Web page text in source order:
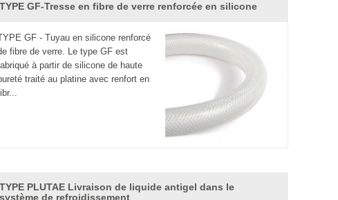
en silicone de qualité alimentaire sont
tuyaux en caoutchouc ordinaires. Vous trouverez
de silicone tressés dehaute qualité etdes tubes de
services après-vente». Bienvenue à nous contacter.
TYPE GF-Tresse en fibre de verre renforcée en silicone
GF - Tuyau en silicone renforcé
fibre de verre. Le type GF est
à partir de silicone de haute
traité au platine avec renfort en
TYPE PLUTAE Livraison de liquide antigel dans le
système de refroidissement